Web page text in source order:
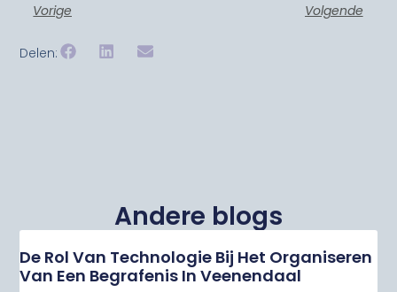
Vorige Volgende
Delen:
Andere blogs
De Rol Van Technologie Bij Het Organiseren
Van Een Begrafenis In Veenendaal